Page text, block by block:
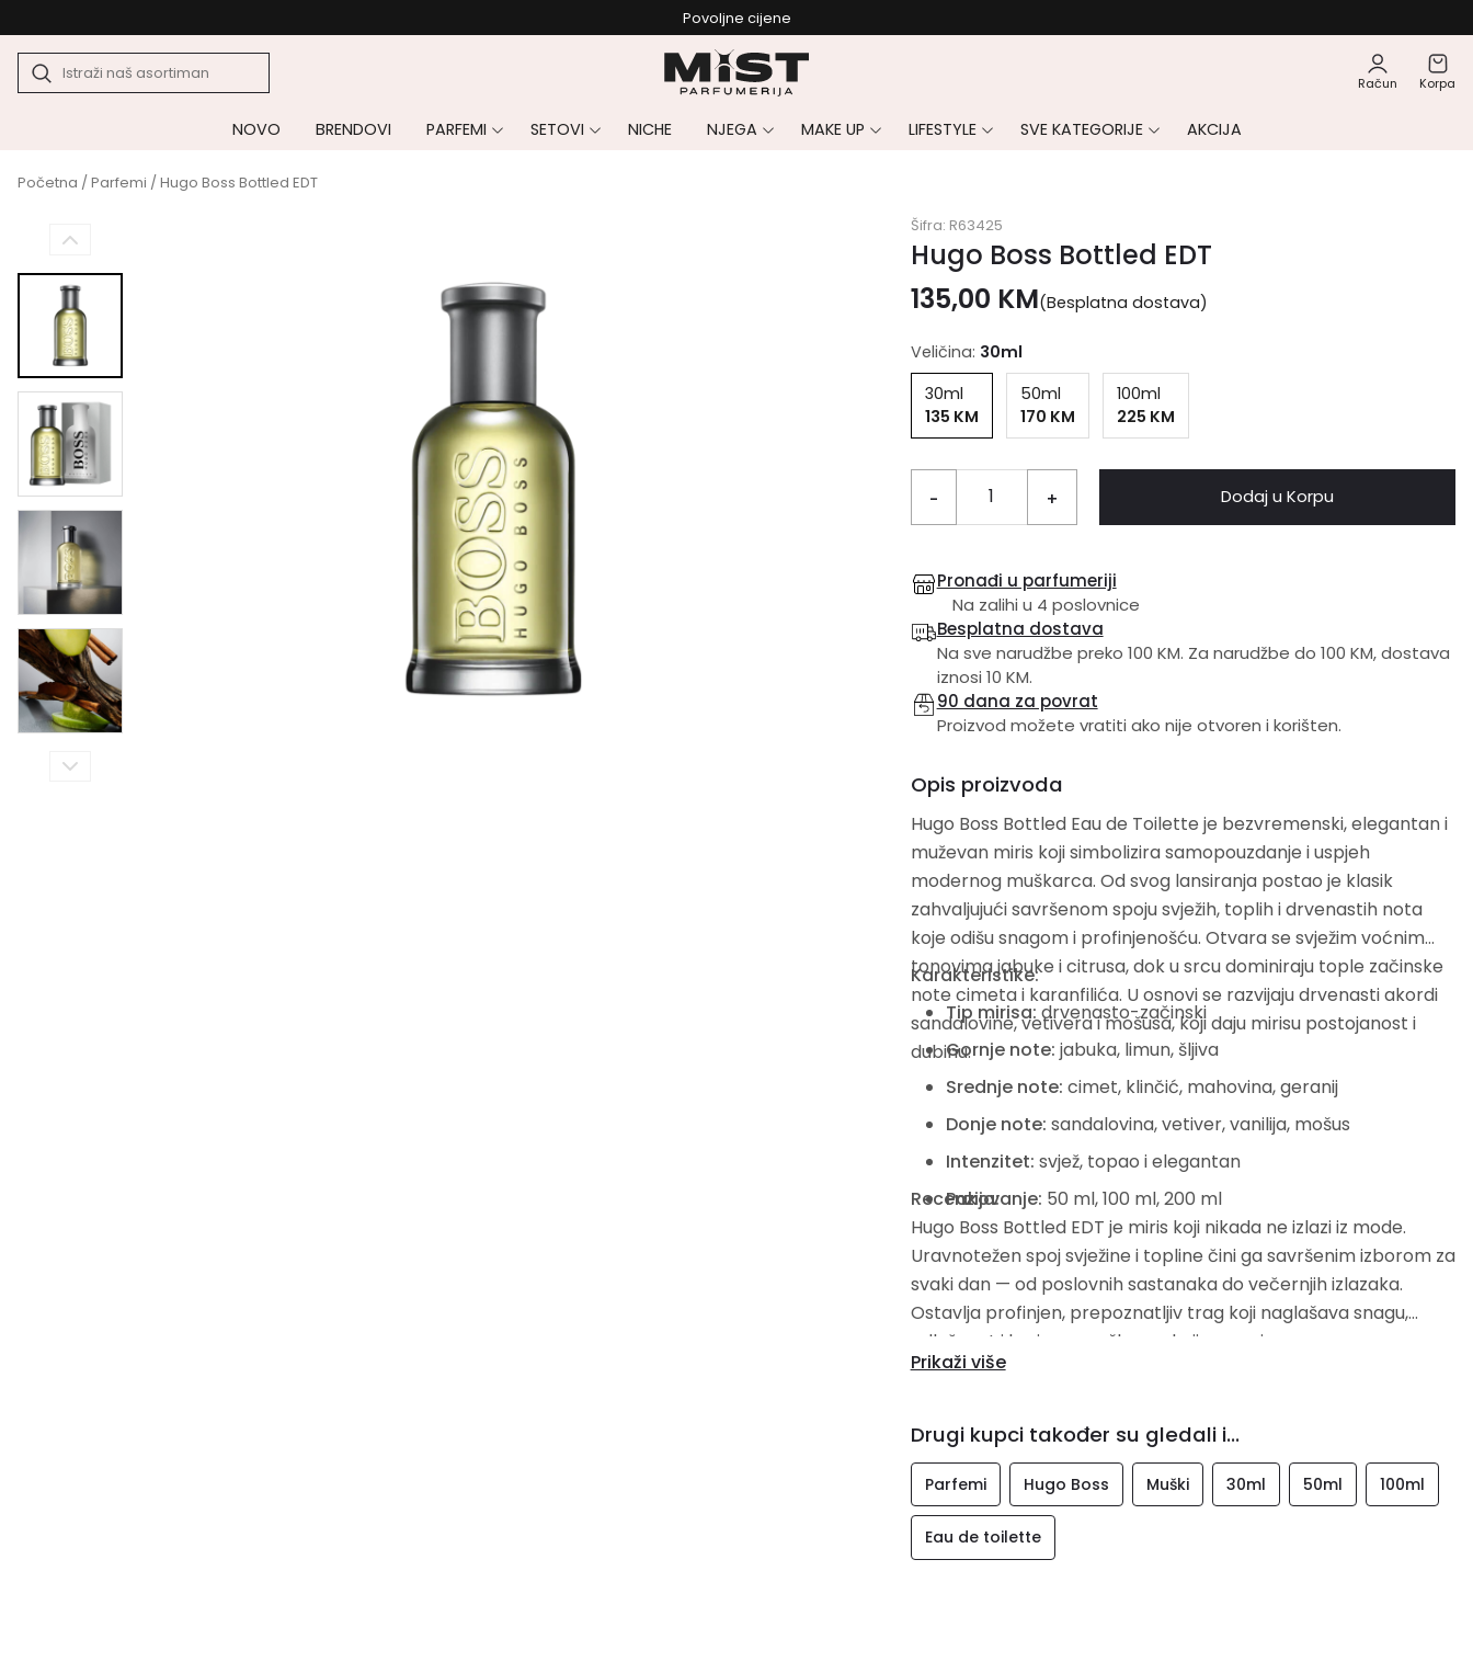
Povoljne cijene
Račun Korpa
NOVO BRENDOVI PARFEMI SETOVI NICHE NJEGA MAKE UP LIFESTYLE SVE KATEGORIJE AKCIJA
Početna /Parfemi / Hugo Boss Bottled EDT
Šifra: R63425
Hugo Boss Bottled EDT
135,00 KM(Besplatna dostava)
Veličina: 30ml
30ml
135 KM
50ml
170 KM
100ml
225 KM
- + Dodaj u Korpu
Pronađi u parfumeriji
Na zalihi u 4 poslovnice
Besplatna dostava
Na sve narudžbe preko 100 KM. Za narudžbe do 100 KM, dostava
iznosi 10 KM.
90 dana za povrat
Proizvod možete vratiti ako nije otvoren i korišten.
Opis proizvoda
Hugo Boss Bottled Eau de Toilette je bezvremenski, elegantan i
muževan miris koji simbolizira samopouzdanje i uspjeh
modernog muškarca. Od svog lansiranja postao je klasik
zahvaljujući savršenom spoju svježih, toplih i drvenastih nota
koje odišu snagom i profinjenošću. Otvara se svježim voćnim
tonovima jabuke i citrusa, dok u srcu dominiraju tople začinske
note cimeta i karanfilića. U osnovi se razvijaju drvenasti akordi
sandalovine, vetivera i mošusa, koji daju mirisu postojanost i
dubinu.
Karakteristike:
Tip mirisa: drvenasto-začinski
Gornje note: jabuka, limun, šljiva
Srednje note: cimet, klinčić, mahovina, geranij
Donje note: sandalovina, vetiver, vanilija, mošus
Intenzitet: svjež, topao i elegantan
Pakovanje: 50 ml, 100 ml, 200 ml
Recenzija:
Hugo Boss Bottled EDT je miris koji nikada ne izlazi iz mode.
Uravnotežen spoj svježine i topline čini ga savršenim izborom za
svaki dan — od poslovnih sastanaka do večernjih izlazaka.
Ostavlja profinjen, prepoznatljiv trag koji naglašava snagu,
odlučnost i karizmu muškarca koji ga nosi.
Prikaži više
Drugi kupci također su gledali i...
Parfemi Hugo Boss Muški 30ml 50ml 100ml
Eau de toilette